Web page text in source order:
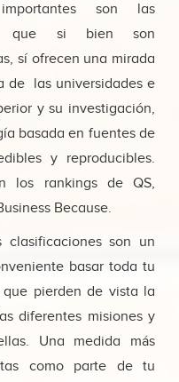
son las
que si bien son
sí ofrecen una mirada
de las universidades e
y su investigación,
basada en fuentes de
y reproducibles.
los rankings de QS,
Because.
son un
basar toda tu
pierden de vista la
diferentes misiones y
Una medida más
como parte de tu